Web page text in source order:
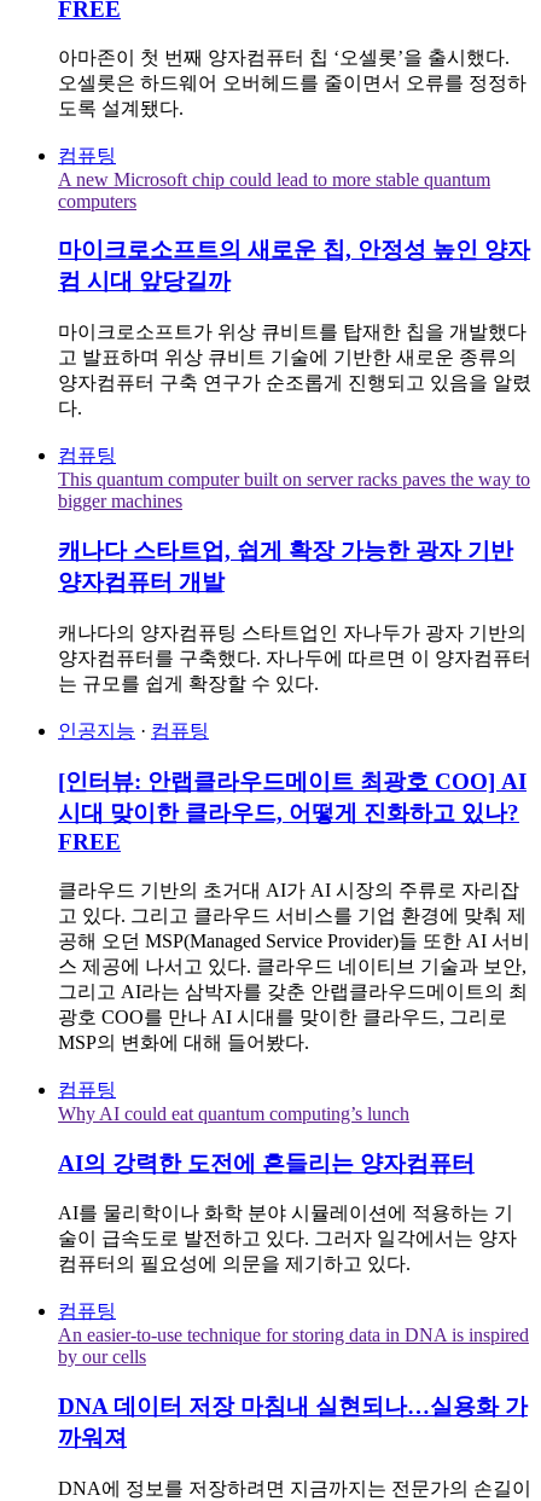
FREE
아마존이 첫 번째 양자컴퓨터 칩 ‘오셀롯’을 출시했다.
오셀롯은 하드웨어 오버헤드를 줄이면서 오류를 정정하
도록 설계됐다.
컴퓨팅
A new Microsoft chip could lead to more stable quantum
computers
마이크로소프트의 새로운 칩, 안정성 높인 양자
컴 시대 앞당길까
마이크로소프트가 위상 큐비트를 탑재한 칩을 개발했다
고 발표하며 위상 큐비트 기술에 기반한 새로운 종류의
양자컴퓨터 구축 연구가 순조롭게 진행되고 있음을 알렸
다.
컴퓨팅
This quantum computer built on server racks paves the way to
bigger machines
캐나다 스타트업, 쉽게 확장 가능한 광자 기반
양자컴퓨터 개발
캐나다의 양자컴퓨팅 스타트업인 자나두가 광자 기반의
양자컴퓨터를 구축했다. 자나두에 따르면 이 양자컴퓨터
는 규모를 쉽게 확장할 수 있다.
인공지능 · 컴퓨팅
[인터뷰: 안랩클라우드메이트 최광호 COO] AI
시대 맞이한 클라우드, 어떻게 진화하고 있나?
FREE
클라우드 기반의 초거대 AI가 AI 시장의 주류로 자리잡
고 있다. 그리고 클라우드 서비스를 기업 환경에 맞춰 제
공해 오던 MSP(Managed Service Provider)들 또한 AI 서비
스 제공에 나서고 있다. 클라우드 네이티브 기술과 보안,
그리고 AI라는 삼박자를 갖춘 안랩클라우드메이트의 최
광호 COO를 만나 AI 시대를 맞이한 클라우드, 그리로
MSP의 변화에 대해 들어봤다.
컴퓨팅
Why AI could eat quantum computing’s lunch
AI의 강력한 도전에 흔들리는 양자컴퓨터
AI를 물리학이나 화학 분야 시뮬레이션에 적용하는 기
술이 급속도로 발전하고 있다. 그러자 일각에서는 양자
컴퓨터의 필요성에 의문을 제기하고 있다.
컴퓨팅
An easier-to-use technique for storing data in DNA is inspired
by our cells
DNA 데이터 저장 마침내 실현되나…실용화 가
까워져
DNA에 정보를 저장하려면 지금까지는 전문가의 손길이